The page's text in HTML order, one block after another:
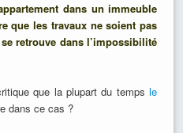
dans un immeuble
que les travaux ne soient pas
retrouve dans l’impossibilité
que la plupart du tempsle
dans ce cas ?